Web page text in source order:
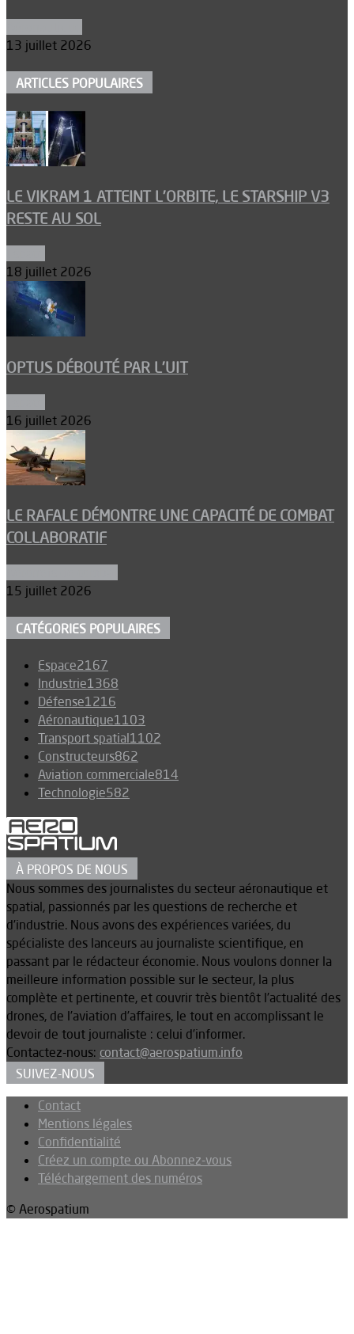
13 juillet 2026
ARTICLES POPULAIRES
LE VIKRAM 1 ATTEINT L’ORBITE, LE STARSHIP V3
RESTE AU SOL
18 juillet 2026
OPTUS DÉBOUTÉ PAR L’UIT
16 juillet 2026
LE RAFALE DÉMONTRE UNE CAPACITÉ DE COMBAT
COLLABORATIF
15 juillet 2026
CATÉGORIES POPULAIRES
Espace2167
Industrie1368
Défense1216
Aéronautique1103
Transport spatial1102
Constructeurs862
Aviation commerciale814
Technologie582
À PROPOS DE NOUS
Nous sommes des journalistes du secteur aéronautique et
spatial, passionnés par les questions de recherche et
d’industrie. Nous avons des expériences variées, du
spécialiste des lanceurs au journaliste scientifique, en
passant par le rédacteur économie. Nous voulons donner la
meilleure information possible sur le secteur, la plus
complète et pertinente, et couvrir très bientôt l’actualité des
drones, de l’aviation d’affaires, le tout en accomplissant le
devoir de tout journaliste : celui d’informer.
Contactez-nous: contact@aerospatium.info
SUIVEZ-NOUS
Contact
Mentions légales
Confidentialité
Créez un compte ou Abonnez-vous
Téléchargement des numéros
© Aerospatium